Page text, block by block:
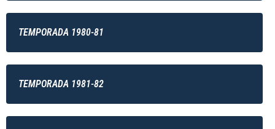
TEMPORADA 1980-81
TEMPORADA 1981-82